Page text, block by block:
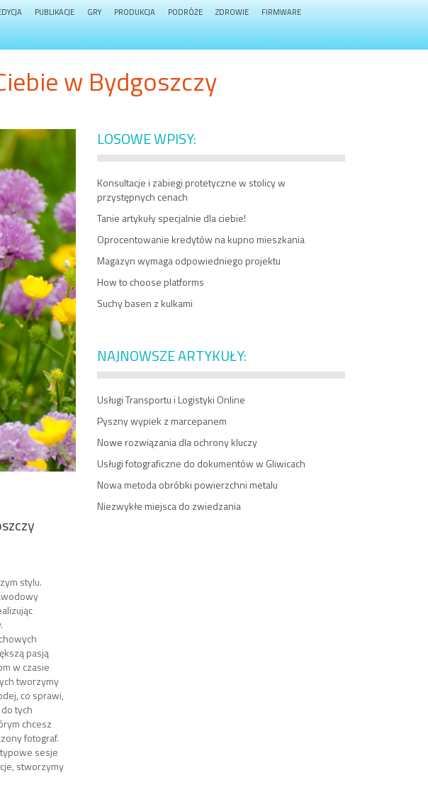
PUBLIKACJE GRY PRODUKCJA PODRÓŻE ZDROWIE FIRMWARE
w Bydgoszczy
stylu.
pasją
w czasie
tworzymy
co sprawi,
tych
chcesz
fotograf.
sesje
stworzymy
LOSOWE WPISY:
Konsultacje i zabiegi protetyczne w stolicy w
przystępnych cenach
Tanie artykuły specjalnie dla ciebie!
Oprocentowanie kredytów na kupno mieszkania
Magazyn wymaga odpowiedniego projektu
How to choose platforms
Suchy basen z kulkami
NAJNOWSZE ARTYKUŁY:
Usługi Transportu i Logistyki Online
Pyszny wypiek z marcepanem
Nowe rozwiązania dla ochrony kluczy
Usługi fotograficzne do dokumentów w Gliwicach
Nowa metoda obróbki powierzchni metalu
Niezwykłe miejsca do zwiedzania